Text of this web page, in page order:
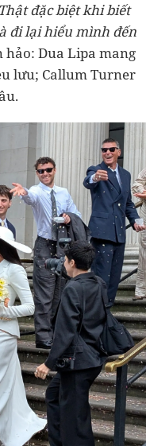
đặc biệt khi biết
đi lại hiểu mình đến
hảo: Dua Lipa mang
lưu; Callum Turner